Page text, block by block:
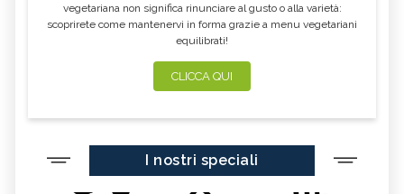
vegetariana non significa rinunciare al gusto o alla varietà:
scoprirete come mantenervi in forma grazie a menu vegetariani
equilibrati!
CLICCA QUI
I nostri speciali